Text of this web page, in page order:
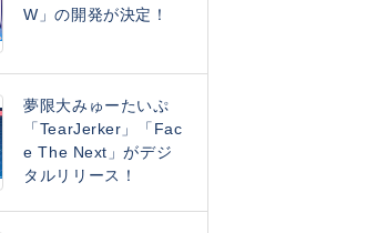
W」の開発が決定！
夢限大みゅーたいぷ
「TearJerker」「Fac
e The Next」がデジ
タルリリース！